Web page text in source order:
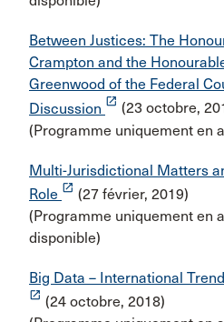
Between Justices: The
Crampton and the
Greenwood of the Federal
Discussion launch (23 octobre,
(Programme uniquement en
Multi-Jurisdictional Matters
Role launch (27 février, 2019)
(Programme uniquement en
disponible)
Big Data – International
launch (24 octobre, 2018)